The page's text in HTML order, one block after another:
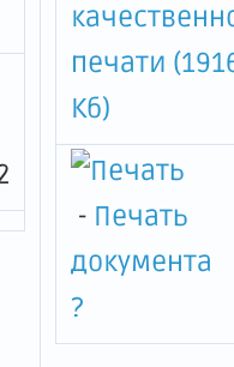
печати
Кб)
- Печать
документа
?